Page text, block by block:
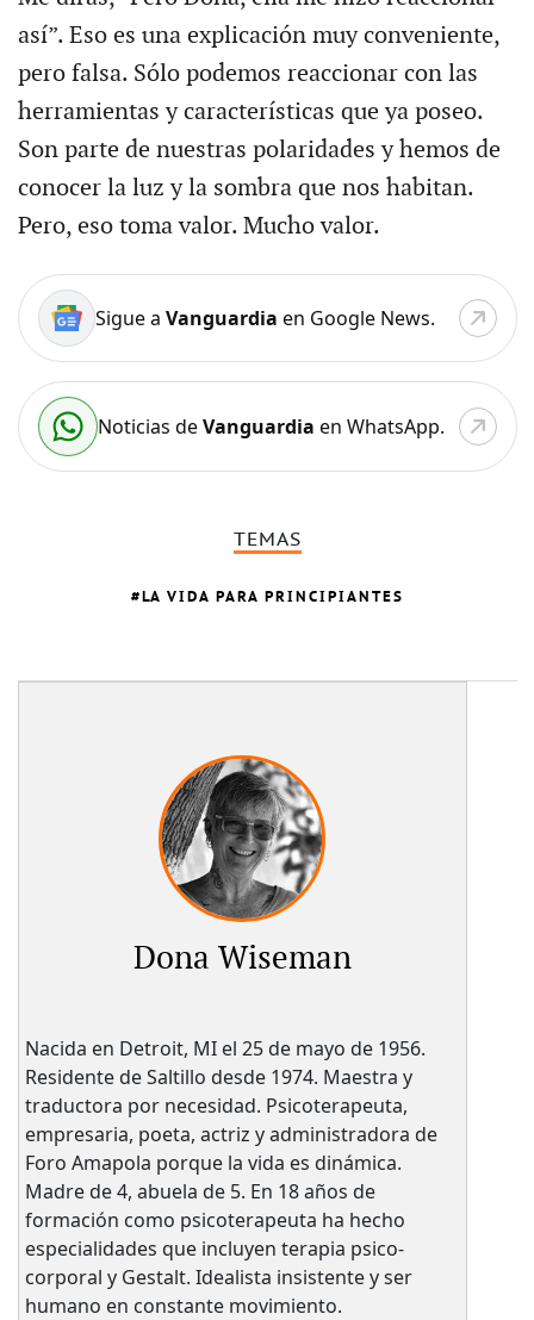
así”. Eso es una explicación muy conveniente,
pero falsa. Sólo podemos reaccionar con las
herramientas y características que ya poseo.
Son parte de nuestras polaridades y hemos de
conocer la luz y la sombra que nos habitan.
Pero, eso toma valor. Mucho valor.
Sigue a Vanguardia en Google News.
Noticias deVanguardia en WhatsApp.
TEMAS
LA VIDA PARA PRINCIPIANTES
Dona Wiseman
Nacida en Detroit, MI el 25 de mayo de 1956.
Residente de Saltillo desde 1974. Maestra y
traductora por necesidad. Psicoterapeuta,
empresaria, poeta, actriz y administradora de
Foro Amapola porque la vida es dinámica.
Madre de 4, abuela de 5. En 18 años de
formación como psicoterapeuta ha hecho
especialidades que incluyen terapia psico-
corporal y Gestalt. Idealista insistente y ser
humano en constante movimiento.